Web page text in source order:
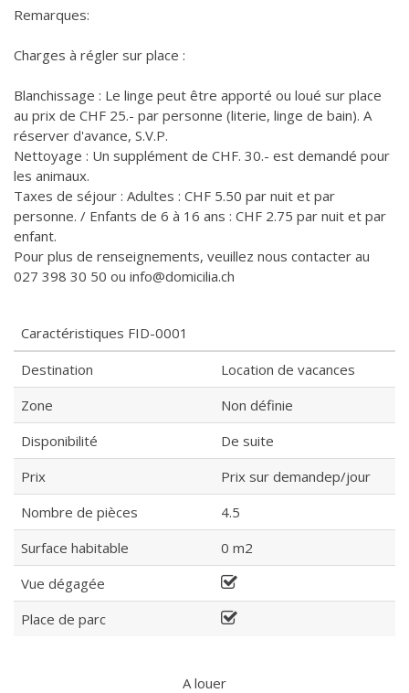
Remarques:
Charges à régler sur place :
Blanchissage : Le linge peut être apporté ou loué sur place
au prix de CHF 25.- par personne (literie, linge de bain). A
réserver d'avance, S.V.P.
Nettoyage : Un supplément de CHF. 30.- est demandé pour
les animaux.
Taxes de séjour : Adultes : CHF 5.50 par nuit et par
personne. / Enfants de 6 à 16 ans : CHF 2.75 par nuit et par
enfant.
Pour plus de renseignements, veuillez nous contacter au
027 398 30 50 ou info@domicilia.ch
Caractéristiques FID-0001
Destination
Location de vacances
Zone
Non définie
Disponibilité
De suite
Prix
Prix sur demandep/jour
Nombre de pièces
4.5
Surface habitable
0 m2
Vue dégagée
Place de parc
A louer